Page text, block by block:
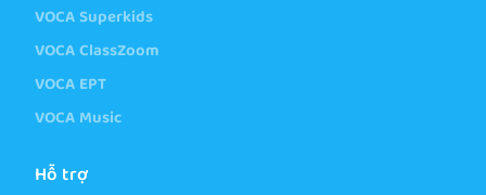
VOCA Superkids
VOCA ClassZoom
VOCA EPT
VOCA Music
Hỗ trợ